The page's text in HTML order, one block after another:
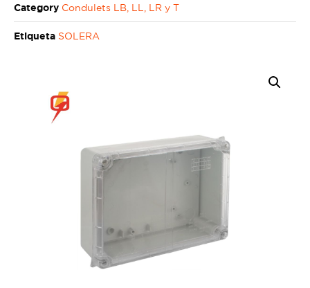
Category Condulets LB, LL, LR y T
Etiqueta SOLERA